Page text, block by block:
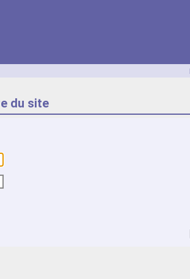
du site